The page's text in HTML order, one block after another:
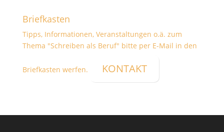
Briefkasten
Tipps, Informationen, Veranstaltungen o.ä. zum
Thema "Schreiben als Beruf" bitte per E-Mail in den
Briefkasten werfen. KONTAKT